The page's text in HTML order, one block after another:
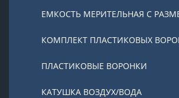
ЕМКОСТЬ МЕРИТЕЛЬНАЯ С
КОМПЛЕКТ ПЛАСТИКОВЫХ
ПЛАСТИКОВЫЕ ВОРОНКИ
КАТУШКА ВОЗДУХ/ВОДА